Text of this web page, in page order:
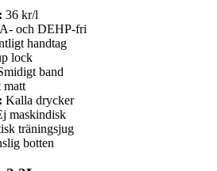
36 kr/l
och DEHP-fri
handtag
lock
band
matt
Kalla drycker
maskindisk
träningsjug
botten